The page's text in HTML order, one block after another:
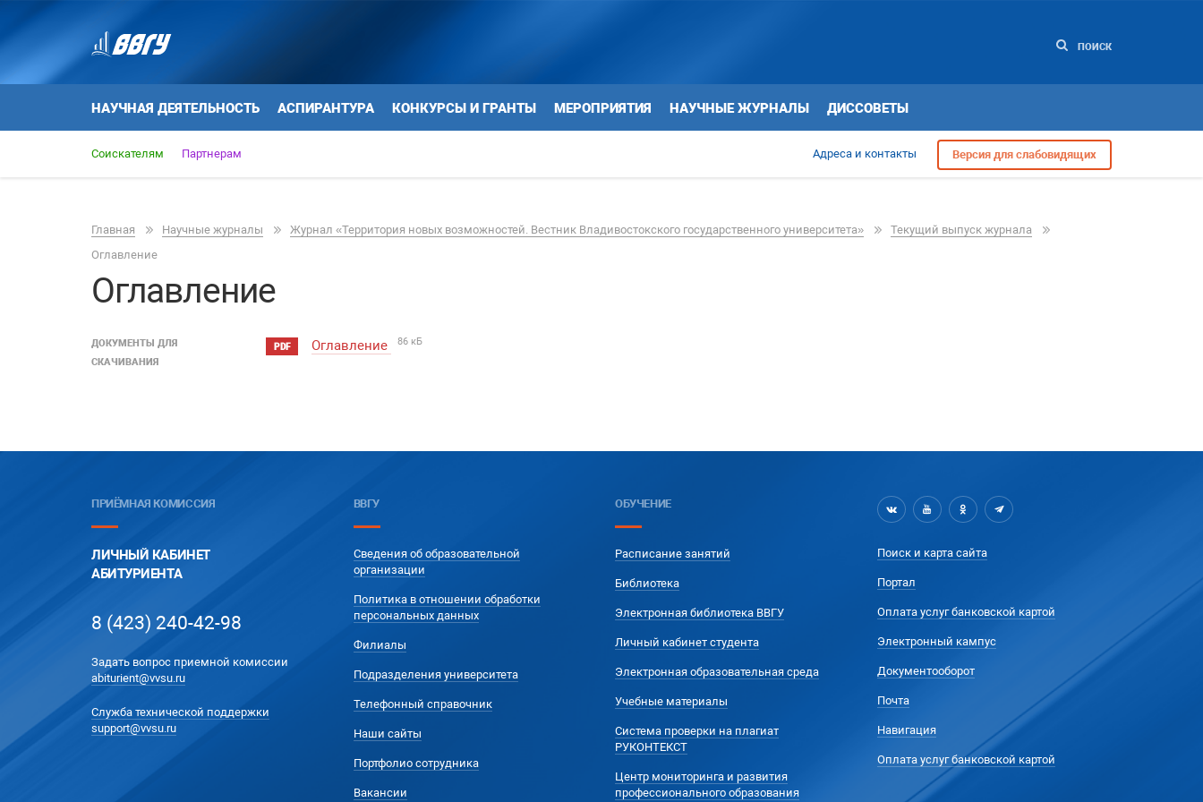
ПОИСК
НАУЧНАЯ ДЕЯТЕЛЬНОСТЬ АСПИРАНТУРА КОНКУРСЫ И ГРАНТЫ МЕРОПРИЯТИЯ НАУЧНЫЕ ЖУРНАЛЫ ДИССОВЕТЫ
Соискателям Партнерам Адреса и контакты Версия для слабовидящих
Главная Научные журналы Журнал «Территория новых возможностей. Вестник Владивостокского государственного университета»
Текущий выпуск журнала
Оглавление
Оглавление
ДОКУМЕНТЫ ДЛЯ
СКАЧИВАНИЯ
PDF Оглавление 86 кБ
ПРИЁМНАЯ КОМИССИЯ
ЛИЧНЫЙ КАБИНЕТ
АБИТУРИЕНТА
8 (423) 240-42-98
Задать вопрос приемной комиссии
abiturient@vvsu.ru
Служба технической поддержки
support@vvsu.ru
ВВГУ
Сведения об образовательной
организации
Политика в отношении обработки
персональных данных
Филиалы
Подразделения университета
Телефонный справочник
Наши сайты
Портфолио сотрудника
Вакансии
ОБУЧЕНИЕ
Расписание занятий
Библиотека
Электронная библиотека ВВГУ
Личный кабинет студента
Электронная образовательная среда
Учебные материалы
Система проверки на плагиат
РУКОНТЕКСТ
Центр мониторинга и развития
профессионального образования
Поиск и карта сайта
Портал
Оплата услуг банковской картой
Электронный кампус
Документооборот
Почта
Навигация
Оплата услуг банковской картой